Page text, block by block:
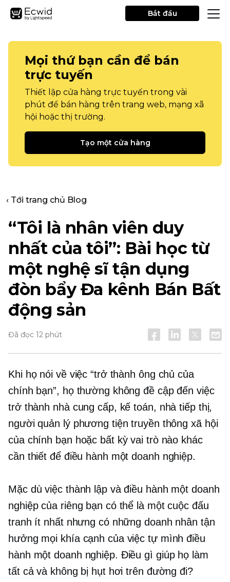
Bắt đầu
Mọi thứ bạn cần để bán
trực tuyến
Thiết lập cửa hàng trực tuyến trong vài
phút để bán hàng trên trang web, mạng xã
hội hoặc thị trường.
Tạo một cửa hàng
‹ Tới trang chủ Blog
“Tôi là nhân viên duy
nhất của tôi”: Bài học từ
một nghệ sĩ tận dụng
đòn bẩyĐa kênh Bán Bất
động sản
Đã đọc 12 phút
Khi họ nói về việc “trở thành ông chủ của
chính bạn”, họ thường không đề cập đến việc
trở thành nhà cung cấp, kế toán, nhà tiếp thị,
người quản lý phương tiện truyền thông xã hội
của chính bạn hoặc bất kỳ vai trò nào khác
cần thiết để điều hành một doanh nghiệp.
Mặc dù việc thành lập và điều hành một doanh
nghiệp của riêng bạn có thể là một cuộc đấu
tranh ít nhất nhưng có những doanh nhân tận
hưởng mọi khía cạnh của việc tự mình điều
hành một doanh nghiệp. Điều gì giúp họ làm
tất cả và không bị hụt hơi trên đường đi?